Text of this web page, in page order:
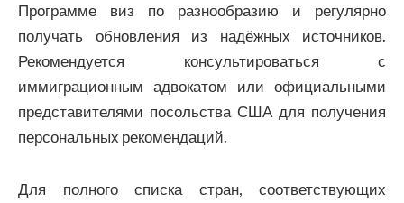
Программе виз по разнообразию и регулярно
получать обновления из надёжных источников.
Рекомендуется консультироваться с
иммиграционным адвокатом или официальными
представителями посольства США для получения
персональных рекомендаций.
Для полного списка стран, соответствующих